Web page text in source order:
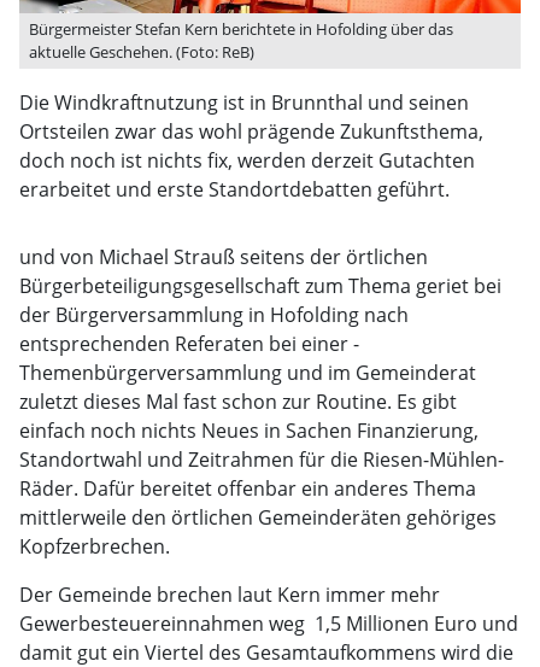
Bürgermeister Stefan Kern berichtete in Hofolding über das
aktuelle Geschehen. (Foto: ReB)
Die Windkraftnutzung ist in Brunnthal und seinen
Ortsteilen zwar das wohl prägende Zukunftsthema,
doch noch ist nichts fix, werden derzeit Gutachten
erarbeitet und erste Standortdebatten geführt.
und von Michael Strauß seitens der örtlichen
Bürgerbeteiligungsgesellschaft zum Thema geriet bei
der Bürgerversammlung in Hofolding nach
entsprechenden Referaten bei einer ­
Themenbürgerversammlung und im Gemeinderat
zuletzt dieses Mal fast schon zur Routine. Es gibt
einfach noch nichts Neues in Sachen Finanzierung,
Standortwahl und Zeitrahmen für die Riesen-Mühlen-
Räder. Dafür bereitet offenbar ein anderes Thema
mittlerweile den örtlichen Gemeinderäten gehöriges
Kopfzerbrechen.
Der Gemeinde brechen laut Kern immer mehr
Gewerbesteuereinnahmen weg  1,5 Millionen Euro und
damit gut ein Viertel des Gesamtaufkommens wird die